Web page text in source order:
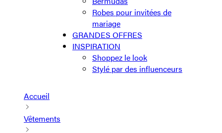
Robes pour invitées de
mariage
GRANDES OFFRES
INSPIRATION
Shoppez le look
Stylé par des influenceurs
Accueil
Vêtements